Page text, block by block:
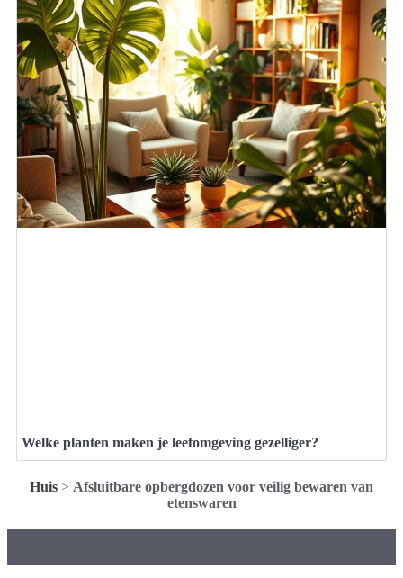
Welke planten maken je leefomgeving gezelliger?
Huis > Afsluitbare opbergdozen voor veilig bewaren van
etenswaren